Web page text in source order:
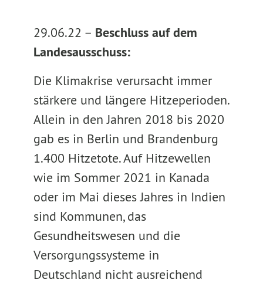
29.06.22 – Beschluss auf dem
Landesausschuss:
Die Klimakrise verursacht immer
stärkere und längere Hitzeperioden.
Allein in den Jahren 2018 bis 2020
gab es in Berlin und Brandenburg
1.400 Hitzetote. Auf Hitzewellen
wie im Sommer 2021 in Kanada
oder im Mai dieses Jahres in Indien
sind Kommunen, das
Gesundheitswesen und die
Versorgungssysteme in
Deutschland nicht ausreichend